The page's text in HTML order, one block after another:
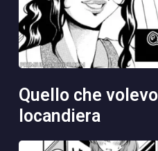
quello che volevo mangiare era la
locandiera